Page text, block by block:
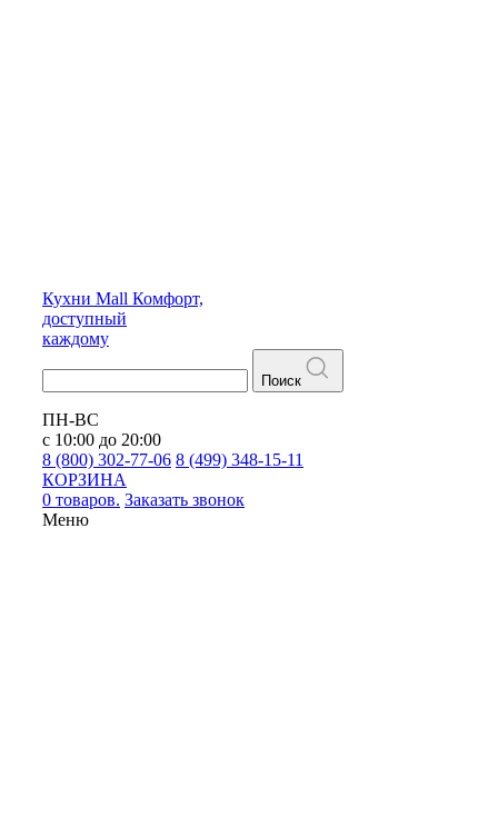
Кухни Mall Комфорт,
доступный
каждому
Поиск
ПН-ВС
с 10:00 до 20:00
8 (800) 302-77-06 8 (499) 348-15-11
КОРЗИНА
0 товаров. Заказать звонок
Меню